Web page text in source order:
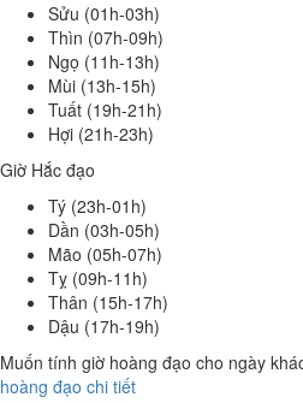
Sửu (01h-03h)
Thìn (07h-09h)
Ngọ (11h-13h)
Mùi (13h-15h)
Tuất (19h-21h)
Hợi (21h-23h)
Giờ Hắc đạo
Tý (23h-01h)
Dần (03h-05h)
Mão (05h-07h)
Tỵ (09h-11h)
Thân (15h-17h)
Dậu (17h-19h)
Muốn tính giờ hoàng đạo cho ngày
hoàng đạo chi tiết